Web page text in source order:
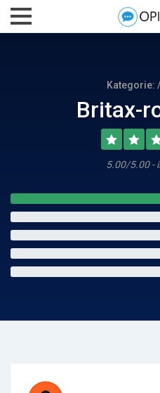
Kategorie: /
Britax-
5.00/5.00 -